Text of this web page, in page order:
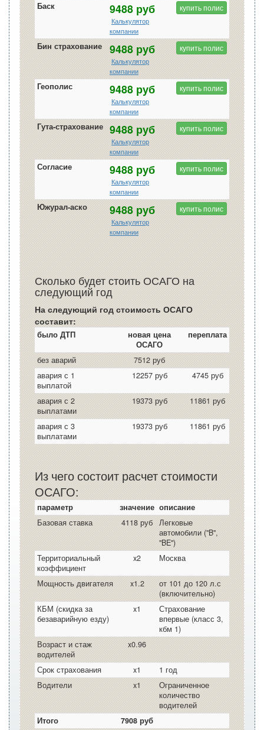
Баск 9488 руб
Калькулятор
компании
купить полис
Бин страхование 9488 руб
Калькулятор
компании
купить полис
Геополис 9488 руб
Калькулятор
компании
купить полис
Гута-страхование 9488 руб
Калькулятор
компании
купить полис
Согласие 9488 руб
Калькулятор
компании
купить полис
Южурал-аско 9488 руб
Калькулятор
компании
купить полис
Сколько будет стоить ОСАГО на
следующий год
На следующий год стоимость ОСАГО
составит:
было ДТП
новая цена
ОСАГО
переплата
без аварий
7512 руб
авария с 1
выплатой
12257 руб 4745 руб
авария с 2
выплатами
19373 руб 11861 руб
авария с 3
выплатами
19373 руб 11861 руб
Из чего состоит расчет стоимости
ОСАГО:
параметр значение описание
Базовая ставка
4118 руб
Легковые
автомобили ("B",
"BE")
Территориальный
коэффициент
x2 Москва
Мощность двигателя x1.2
от 101 до 120 л.с
(включительно)
КБМ (скидка за
безаварийную езду)
x1
Страхование
впервые (класс 3,
кбм 1)
Возраст и стаж
водителей
x0.96
Срок страхования x1
1 год
Водители
x1
Ограниченное
количество
водителей
Итого
7908 руб